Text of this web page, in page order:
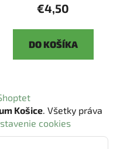
€4,50
DO KOŠÍKA
Košice. Všetky práva
cookies